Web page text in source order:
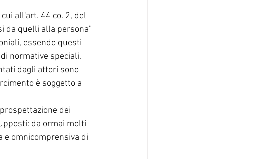
all'art. 44 co. 2, del
da quelli alla persona”
essendo questi
normative speciali.
dagli attori sono
è soggetto a
dei
da ormai molti
e omnicomprensiva di